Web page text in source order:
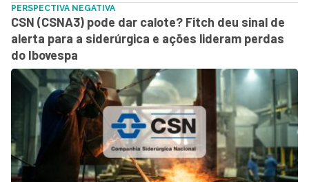
PERSPECTIVA NEGATIVA
CSN (CSNA3) pode dar calote? Fitch deu sinal de
alerta para a siderúrgica e ações lideram perdas
do Ibovespa